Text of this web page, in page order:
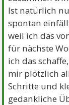
Ist natürlich
spontan
weil ich das
für nächste
ich das
mir plötzlich
Schritte und
gedankliche